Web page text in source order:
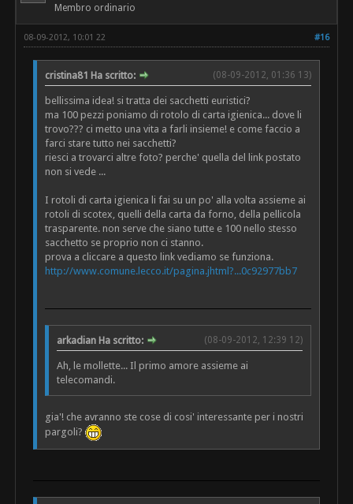
Membro ordinario
#16
08-09-2012, 10:01 22
(08-09-2012, 01:36 13)
cristina81 Ha scritto:
bellissima idea! si tratta dei sacchetti euristici?
ma 100 pezzi poniamo di rotolo di carta igienica... dove li
trovo??? ci metto una vita a farli insieme! e come faccio a
farci stare tutto nei sacchetti?
riesci a trovarci altre foto? perche' quella del link postato
non si vede ...
I rotoli di carta igienica li fai su un po' alla volta assieme ai
rotoli di scotex, quelli della carta da forno, della pellicola
trasparente. non serve che siano tutte e 100 nello stesso
sacchetto se proprio non ci stanno.
prova a cliccare a questo link vediamo se funziona.
http://www.comune.lecco.it/pagina.jhtml?...0c92977bb7
(08-09-2012, 12:39 12)
arkadian Ha scritto:
Ah, le mollette... Il primo amore assieme ai
telecomandi.
gia'! che avranno ste cose di cosi' interessante per i nostri
pargoli?